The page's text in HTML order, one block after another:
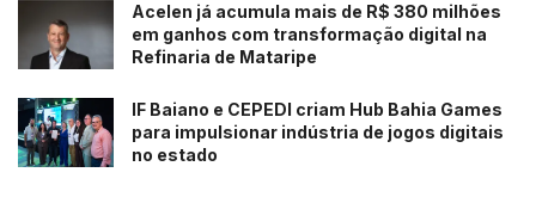
Acelen já acumula mais de R$ 380 milhões
em ganhos com transformação digital na
Refinaria de Mataripe
IF Baiano e CEPEDI criam Hub Bahia Games
para impulsionar indústria de jogos digitais
no estado